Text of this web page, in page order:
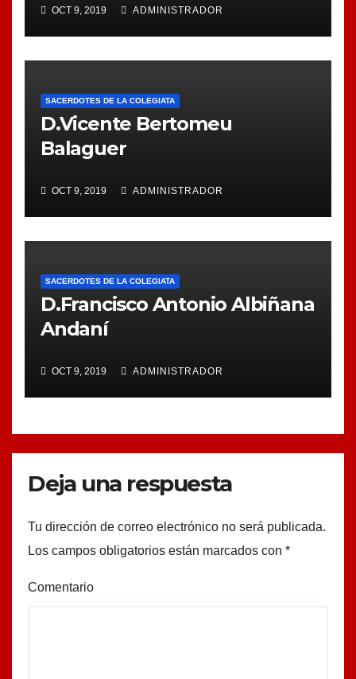
OCT 9, 2019 ADMINISTRADOR
SACERDOTES DE LA COLEGIATA
D.Vicente Bertomeu
Balaguer
OCT 9, 2019 ADMINISTRADOR
SACERDOTES DE LA COLEGIATA
D.Francisco Antonio Albiñana
Andaní
OCT 9, 2019 ADMINISTRADOR
Deja una respuesta
Tu dirección de correo electrónico no será publicada.
Los campos obligatorios están marcados con *
Comentario